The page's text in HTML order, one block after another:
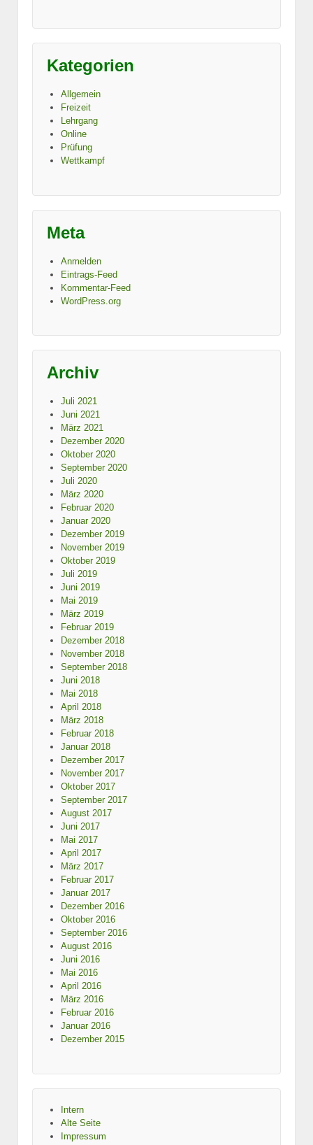
Kategorien
Allgemein
Freizeit
Lehrgang
Online
Prüfung
Wettkampf
Meta
Anmelden
Eintrags-Feed
Kommentar-Feed
WordPress.org
Archiv
Juli 2021
Juni 2021
März 2021
Dezember 2020
Oktober 2020
September 2020
Juli 2020
März 2020
Februar 2020
Januar 2020
Dezember 2019
November 2019
Oktober 2019
Juli 2019
Juni 2019
Mai 2019
März 2019
Februar 2019
Dezember 2018
November 2018
September 2018
Juni 2018
Mai 2018
April 2018
März 2018
Februar 2018
Januar 2018
Dezember 2017
November 2017
Oktober 2017
September 2017
August 2017
Juni 2017
Mai 2017
April 2017
März 2017
Februar 2017
Januar 2017
Dezember 2016
Oktober 2016
September 2016
August 2016
Juni 2016
Mai 2016
April 2016
März 2016
Februar 2016
Januar 2016
Dezember 2015
Intern
Alte Seite
Impressum